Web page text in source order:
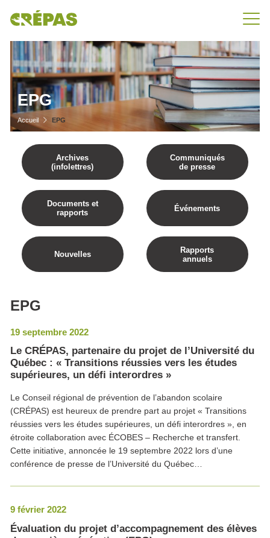
EPG
Accueil EPG
Archives
(infolettres)
Communiqués
de presse
Documents et
rapports
Événements
Nouvelles
Rapports
annuels
EPG
19 septembre 2022
Le CRÉPAS, partenaire du projet de l’Université du
Québec : « Transitions réussies vers les études
supérieures, un défi interordres »
Le Conseil régional de prévention de l’abandon scolaire
(CRÉPAS) est heureux de prendre part au projet « Transitions
réussies vers les études supérieures, un défi interordres », en
étroite collaboration avec ÉCOBES – Recherche et transfert.
Cette initiative, annoncée le 19 septembre 2022 lors d’une
conférence de presse de l’Université du Québec…
9 février 2022
Évaluation du projet d’accompagnement des élèves